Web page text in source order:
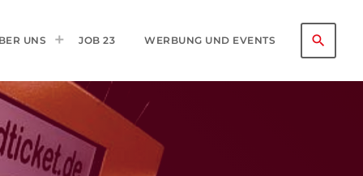
UNS JOB 23 WERBUNG UND EVENTS search